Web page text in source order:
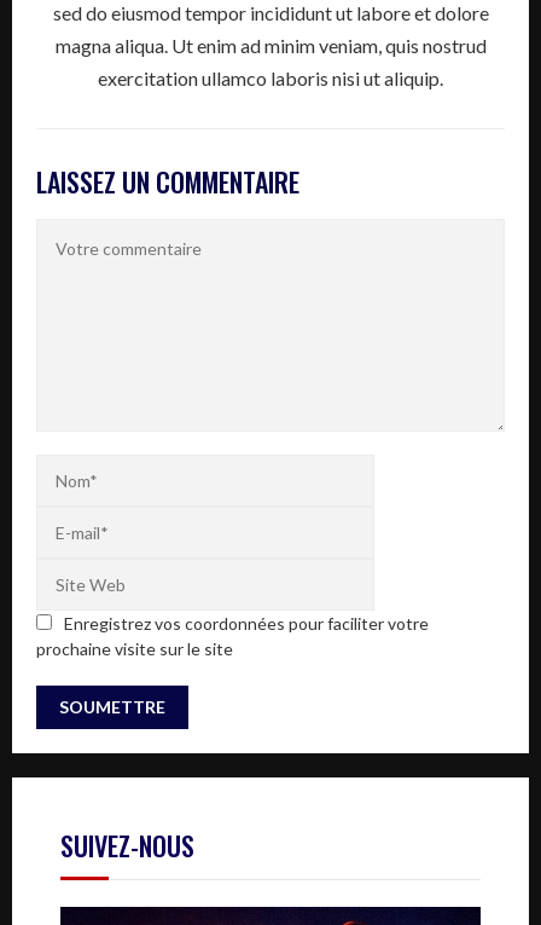
sed do eiusmod tempor incididunt ut labore et dolore
magna aliqua. Ut enim ad minim veniam, quis nostrud
exercitation ullamco laboris nisi ut aliquip.
LAISSEZ UN COMMENTAIRE
Enregistrez vos coordonnées pour faciliter votre
prochaine visite sur le site
SUIVEZ-NOUS